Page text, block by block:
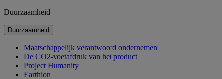
Duurzaamheid
Duurzaamheid
Maatschappelijk verantwoord ondernemen
De CO2-voetafdruk van het product
Project Humanity
Earthion